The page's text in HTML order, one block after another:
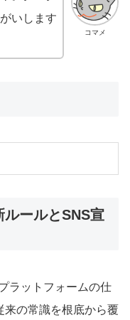
コマメ
いします
ールとSNS宣
ラットフォームの仕
の常識を根底から覆